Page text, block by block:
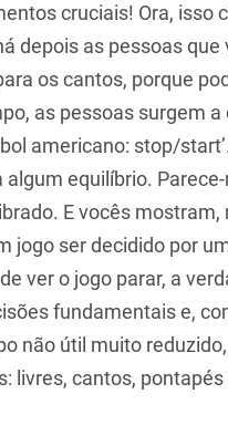
cruciais! Ora, isso
depois as pessoas
os cantos, porque
as pessoas surgem
americano: stop/
equilíbrio.
E vocês
jogo ser decidido por
ver o jogo parar, a
fundamentais e,
não útil muito
livres, cantos, pontapés